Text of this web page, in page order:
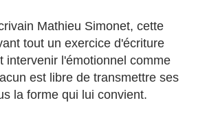
Mathieu Simonet, cette
tout un exercice d'écriture
intervenir l'émotionnel comme
est libre de transmettre ses
la forme qui lui convient.